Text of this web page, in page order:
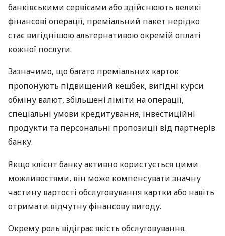
банківськими сервісами або здійснюють великі
фінансові операції, преміальний пакет нерідко
стає вигіднішою альтернативою окремій оплаті
кожної послуги.
Зазначимо, що багато преміальних карток
пропонують підвищений кешбек, вигідні курси
обміну валют, збільшені ліміти на операції,
спеціальні умови кредитування, інвестиційні
продукти та персональні пропозиції від партнерів
банку.
Якщо клієнт банку активно користується цими
можливостями, він може компенсувати значну
частину вартості обслуговування картки або навіть
отримати відчутну фінансову вигоду.
Окрему роль відіграє якість обслуговування.